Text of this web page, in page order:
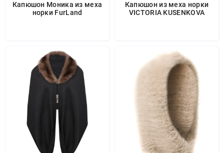
Капюшон Моника из меха
норки FurLand
Капюшон из меха норки
VICTORIA KUSENKOVA